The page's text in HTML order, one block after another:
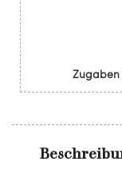
Zugaben